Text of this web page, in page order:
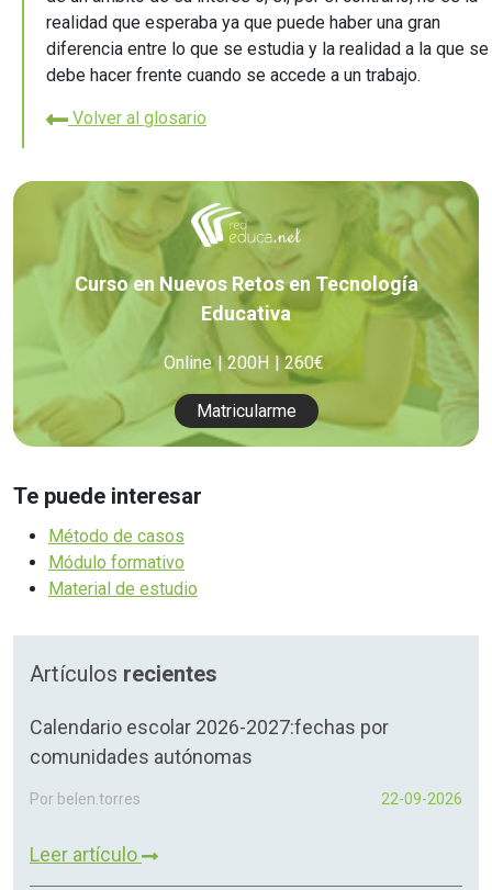
realidad que esperaba ya que puede haber una gran
diferencia entre lo que se estudia y la realidad a la que se
debe hacer frente cuando se accede a un trabajo.
Volver al glosario
Curso en Nuevos Retos en Tecnología
Educativa
Online 200H 260€
Matricularme
Te puede interesar
Método de casos
Módulo formativo
Material de estudio
Artículos recientes
Calendario escolar 2026-2027:fechas por
comunidades autónomas
Por belen.torres 22-09-2026
Leer artículo